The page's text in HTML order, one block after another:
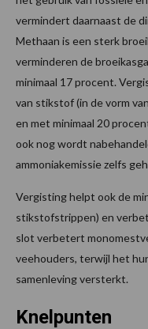
vermindert daarnaast de
Methaan is een sterk
verminderen de
minimaal 17 procent.
van stikstof (in de vorm
en met minimaal 20
ook nog wordt
ammoniakemissie zelfs
Vergisting helpt ook de
stikstofstrippen) en
slot verbetert
veehouders, terwijl het
samenleving versterkt.
Knelpunten